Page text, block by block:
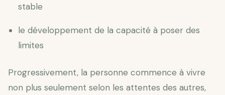
stable
le développement de la capacité à poser des
limites
Progressivement, la personne commence à vivre
non plus seulement selon les attentes des autres,